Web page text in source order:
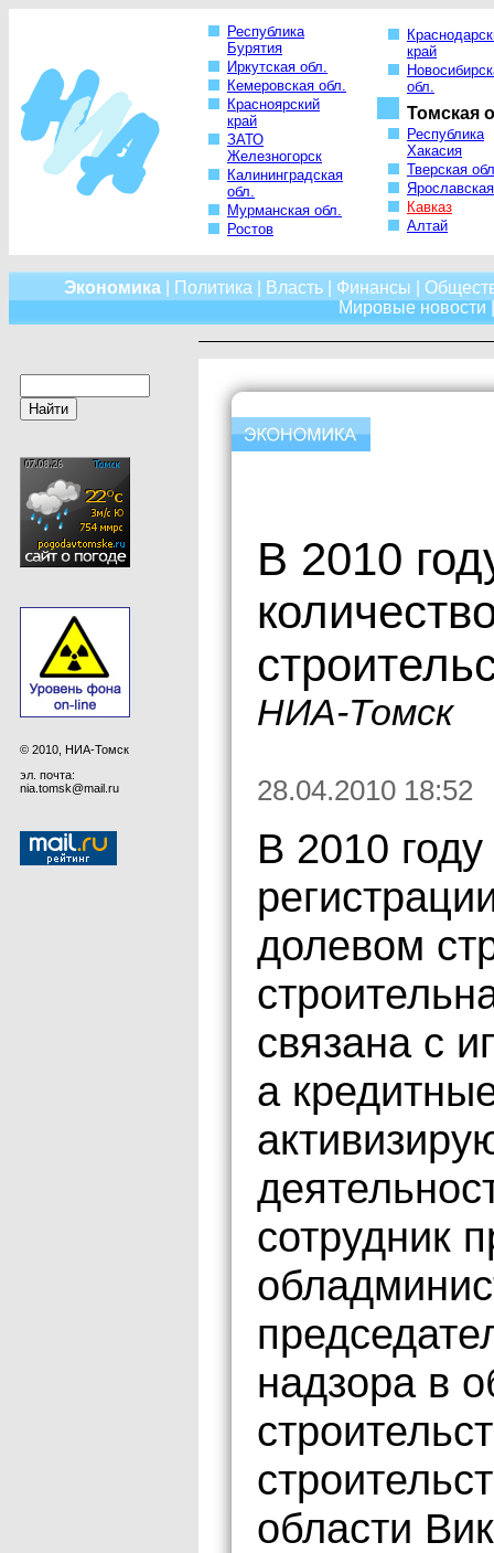
Республика
Бурятия
Иркутская обл.
Кемеровская обл.
Красноярский
край
ЗАТО
Железногорск
Калининградская
обл.
Мурманская обл.
Ростов
край
обл.
Томская
Республика
Хакасия
Тверская
Кавказ
Алтай
Экономика| Политика Власть| Финансы
Мировые новости
© 2010, НИА-Томск
эл. почта:
nia.tomsk@mail.ru
В 2010
НИА-Томск
28.04.2010 18:52
В 2010
долевом
связана с
а
сотрудник
надзора в
области